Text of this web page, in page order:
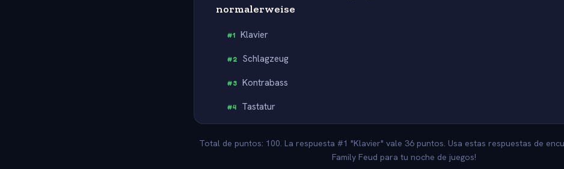
normalerweise
#1 Klavier
#2 Schlagzeug
#3 Kontrabass
#4 Tastatur
Total de puntos: 100. La respuesta #1 "Klavier" vale 36 puntos. Usa estas respuestas de
Family Feud para tu noche de juegos!